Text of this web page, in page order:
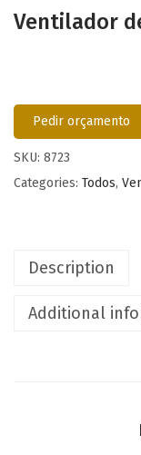
Ventilador
Pedir orçamento
SKU: 8723
Categories: Todos,
Description
Additional